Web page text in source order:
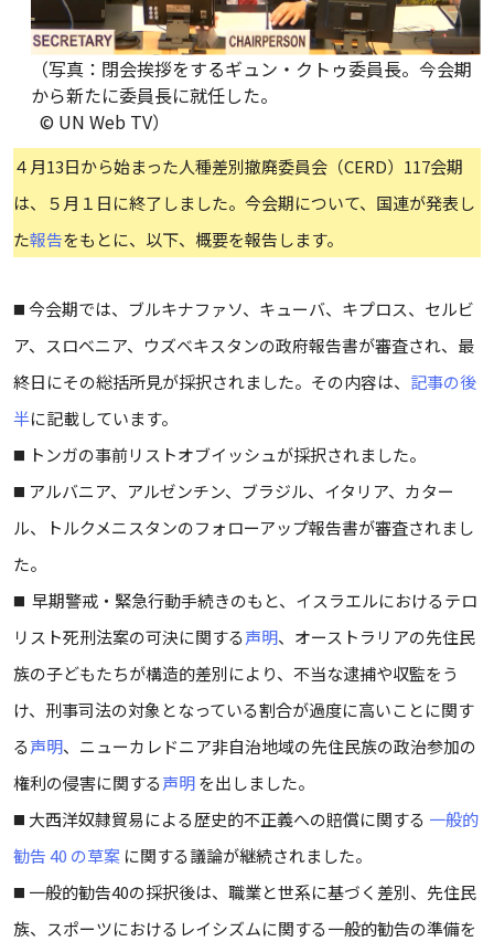
（写真：閉会挨拶をするギュン・クトゥ委員長。今会期
から新たに委員長に就任した。
©️ UN Web TV）
４月13日から始まった人種差別撤廃委員会（CERD）117会期
は、５月１日に終了しました。今会期について、国連が発表し
た報告をもとに、以下、概要を報告します。
◼️ 今会期では、ブルキナファソ、キューバ、キプロス、セルビ
ア、スロベニア、ウズベキスタンの政府報告書が審査され、最
終日にその総括所見が採択されました。その内容は、 記事の後
半に記載しています。
◼️ トンガの事前リストオブイッシュが採択されました。
◼️ アルバニア、アルゼンチン、ブラジル、イタリア、カター
ル、トルクメニスタンのフォローアップ報告書が審査されまし
た。
◼️ 早期警戒・緊急行動手続きのもと、イスラエルにおけるテロ
リスト死刑法案の可決に関する声明、オーストラリアの先住民
族の子どもたちが構造的差別により、不当な逮捕や収監をう
け、刑事司法の対象となっている割合が過度に高いことに関す
る声明、ニューカレドニア非自治地域の先住民族の政治参加の
権利の侵害に関する声明を出しました。
◼️ 大西洋奴隷貿易による歴史的不正義への賠償に関する 一般的
勧告 40 の草案 に関する議論が継続されました。
◼️ 一般的勧告40の採択後は、職業と世系に基づく差別、先住民
族、スポーツにおけるレイシズムに関する一般的勧告の準備を